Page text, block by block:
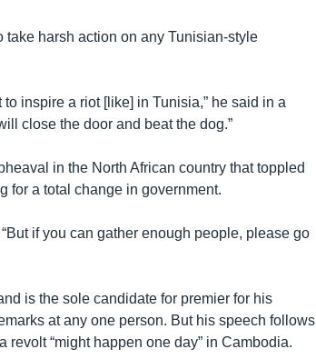
harsh action on any Tunisian-style
inspire a riot [like] in Tunisia,” he said in a
close the door and beat the dog.”
in the North African country that toppled
for a total change in government.
if you can gather enough people, please go
is the sole candidate for premier for his
at any one person. But his speech follows
“might happen one day” in Cambodia.